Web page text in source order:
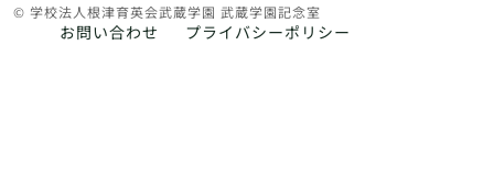
© 学校法人根津育英会武蔵学園 武蔵学園記念室
お問い合わせ プライバシーポリシー